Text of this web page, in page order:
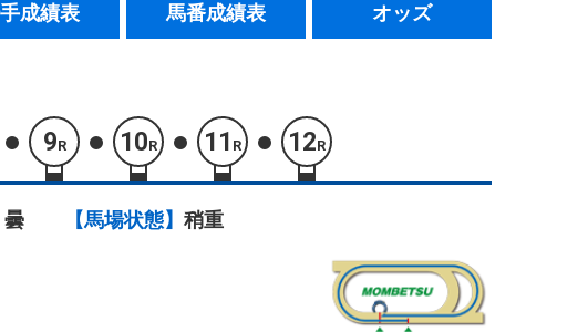
成績表 馬番成績表 オッズ
9R 10R 11 R 12R
曇 【馬場状態】 稍重